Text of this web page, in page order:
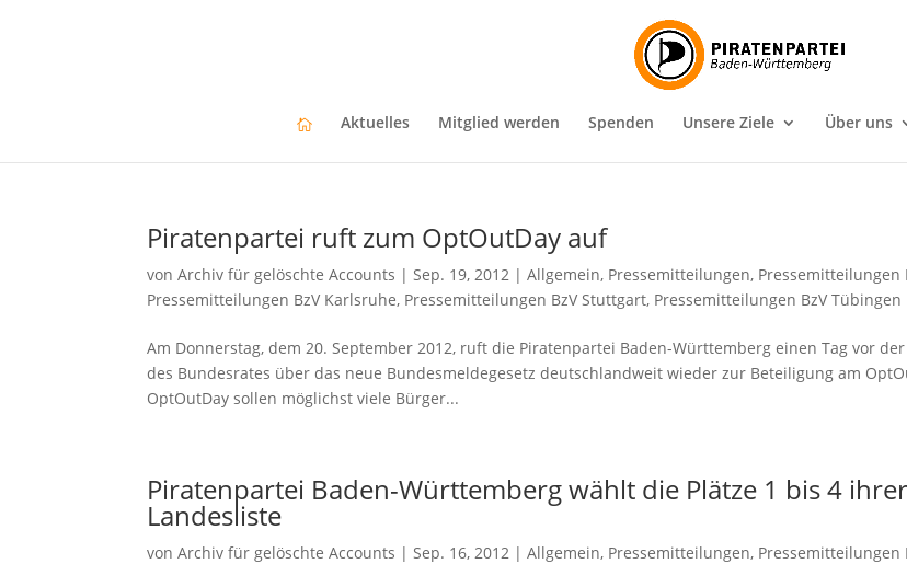
Aktuelles Mitglied werden Spenden Unsere Ziele Über uns
Piratenpartei ruft zum OptOutDay auf
vonArchiv für gelöschte Accounts |Sep. 19, 2012 |Allgemein, Pressemitteilungen, Pressemitteilungen
Pressemitteilungen BzV Karlsruhe, Pressemitteilungen BzV Stuttgart, Pressemitteilungen BzV Tübingen
Am Donnerstag, dem 20. September 2012, ruft die Piratenpartei Baden-Württemberg einen Tag vor
des Bundesrates über das neue Bundesmeldegesetz deutschlandweit wieder zur Beteiligung am
OptOutDay sollen möglichst viele Bürger...
Piratenpartei Baden-Württemberg wählt die Plätze 1 bis 4 ihrer
Landesliste
vonArchiv für gelöschte Accounts |Sep. 16, 2012 |Allgemein, Pressemitteilungen, Pressemitteilungen